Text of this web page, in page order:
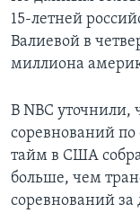
15-летней
Валиевой в
миллиона
В NBC уточнили,
соревнований
тайм в США
больше, чем
соревнований за